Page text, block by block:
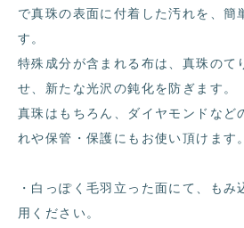
で真珠の表面に付着した汚れを、簡
す。
特殊成分が含まれる布は、真珠のて
せ、新たな光沢の鈍化を防ぎます。
真珠はもちろん、ダイヤモンドなど
れや保管・保護にもお使い頂けます。
・白っぽく毛羽立った面にて、もみ
用ください。